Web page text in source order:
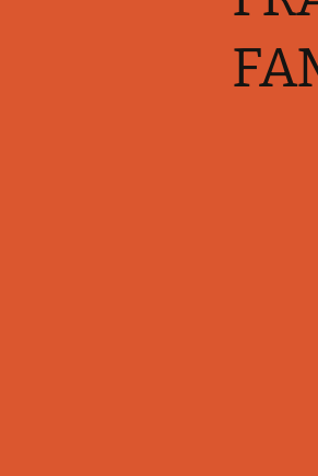
Slimme leertips